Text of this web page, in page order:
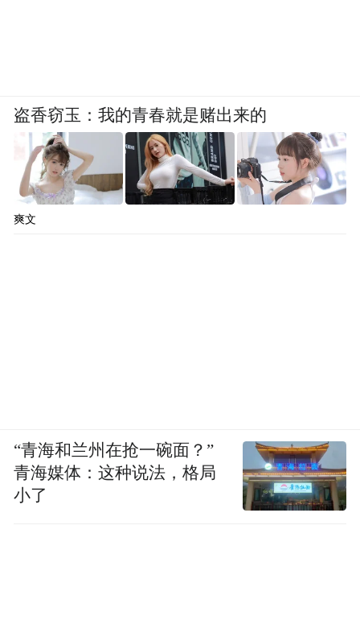
盗香窃玉：我的青春就是赌出来的
爽文
“青海和兰州在抢一碗面？”
青海媒体：这种说法，格局
小了